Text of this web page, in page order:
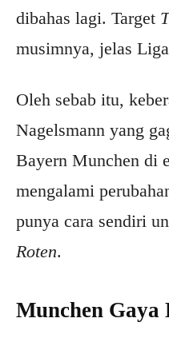
dibahas lagi. Target
musimnya, jelas
Oleh sebab itu,
Nagelsmann yang
Bayern Munchen di
mengalami
punya cara sendiri
Roten.
Munchen Gaya